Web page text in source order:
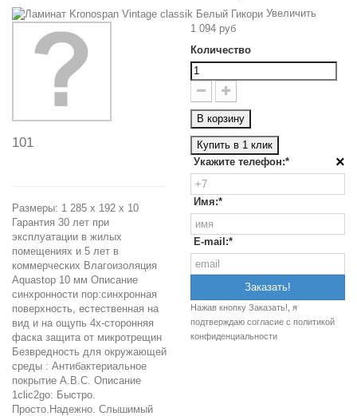
Увеличить
101
Размеры: 1 285 x 192 x 10
Гарантия 30 лет при
эксплуатации в жилых
помещениях и 5 лет в
коммерческих Влагоизоляция
Aquastop 10 мм Описание
синхронности пор:синхронная
поверхность, естественная на
вид и на ощупь 4х-сторонняя
фаска защита от микротрещин
Безвредность для окружающей
среды : Антибактериальное
покрытие A.B.C. Описание
1clic2go: Быстро.
Просто.Надежно. Слышимый
1 094 руб
Количество
В корзину
Купить в 1 клик
×
Укажите телефон:*
Имя:*
E-mail:*
Нажав кнопку Заказать!, я
подтверждаю согласие c политикой
конфиденциальности